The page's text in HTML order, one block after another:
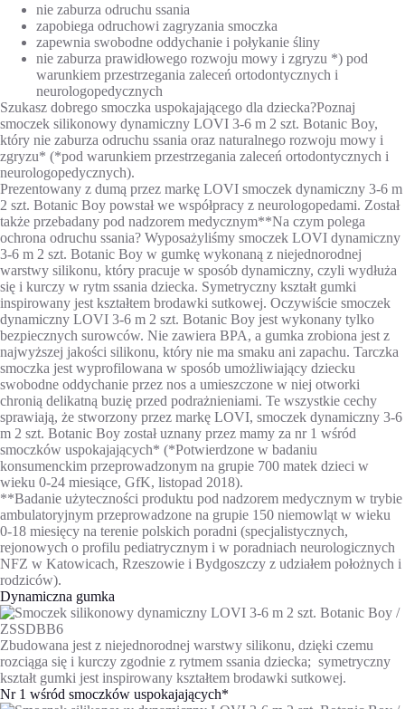
nie zaburza odruchu ssania
zapobiega odruchowi zagryzania smoczka
zapewnia swobodne oddychanie i połykanie śliny
nie zaburza prawidłowego rozwoju mowy i zgryzu *) pod
warunkiem przestrzegania zaleceń ortodontycznych i
neurologopedycznych
Szukasz dobrego smoczka uspokajającego dla dziecka?Poznaj
smoczek silikonowy dynamiczny LOVI 3-6 m 2 szt. Botanic Boy,
który nie zaburza odruchu ssania oraz naturalnego rozwoju mowy i
zgryzu* (*pod warunkiem przestrzegania zaleceń ortodontycznych i
neurologopedycznych).
Prezentowany z dumą przez markę LOVI smoczek dynamiczny 3-6 m
2 szt. Botanic Boy powstał we współpracy z neurologopedami. Został
także przebadany pod nadzorem medycznym**Na czym polega
ochrona odruchu ssania? Wyposażyliśmy smoczek LOVI dynamiczny
3-6 m 2 szt. Botanic Boy w gumkę wykonaną z niejednorodnej
warstwy silikonu, który pracuje w sposób dynamiczny, czyli wydłuża
się i kurczy w rytm ssania dziecka. Symetryczny kształt gumki
inspirowany jest kształtem brodawki sutkowej. Oczywiście smoczek
dynamiczny LOVI 3-6 m 2 szt. Botanic Boy jest wykonany tylko
bezpiecznych surowców. Nie zawiera BPA, a gumka zrobiona jest z
najwyższej jakości silikonu, który nie ma smaku ani zapachu. Tarczka
smoczka jest wyprofilowana w sposób umożliwiający dziecku
swobodne oddychanie przez nos a umieszczone w niej otworki
chronią delikatną buzię przed podrażnieniami. Te wszystkie cechy
sprawiają, że stworzony przez markę LOVI, smoczek dynamiczny 3-6
m 2 szt. Botanic Boy został uznany przez mamy za nr 1 wśród
smoczków uspokajających* (*Potwierdzone w badaniu
konsumenckim przeprowadzonym na grupie 700 matek dzieci w
wieku 0-24 miesiące, GfK, listopad 2018).
**Badanie użyteczności produktu pod nadzorem medycznym w trybie
ambulatoryjnym przeprowadzone na grupie 150 niemowląt w wieku
0-18 miesięcy na terenie polskich poradni (specjalistycznych,
rejonowych o profilu pediatrycznym i w poradniach neurologicznych
NFZ w Katowicach, Rzeszowie i Bydgoszczy z udziałem położnych i
rodziców).
Dynamiczna gumka
Zbudowana jest z niejednorodnej warstwy silikonu, dzięki czemu
rozciąga się i kurczy zgodnie z rytmem ssania dziecka; symetryczny
kształt gumki jest inspirowany kształtem brodawki sutkowej.
Nr 1 wśród smoczków uspokajających*